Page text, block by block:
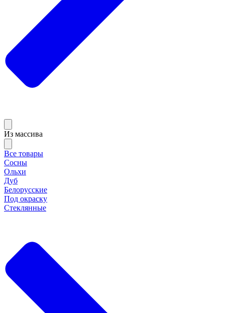
Из массива
Все товары
Сосны
Ольхи
Дуб
Белорусские
Под окраску
Стеклянные